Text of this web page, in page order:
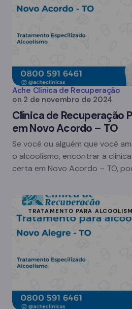
Ache Clínica de Recuperação
on 2 de novembro de 2024
Clínica de Recuperação
em Novo Acordo – TO
Se você ou alguém que você
o alcoolismo, encontrar a
certa em Novo Acordo – TO,
TRATAMENTO PARA